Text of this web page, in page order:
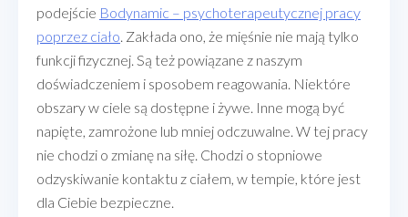
podejście Bodynamic – psychoterapeutycznej pracy
poprzez ciało. Zakłada ono, że mięśnie nie mają tylko
funkcji fizycznej. Są też powiązane z naszym
doświadczeniem i sposobem reagowania. Niektóre
obszary w ciele są dostępne i żywe. Inne mogą być
napięte, zamrożone lub mniej odczuwalne. W tej pracy
nie chodzi o zmianę na siłę. Chodzi o stopniowe
odzyskiwanie kontaktu z ciałem, w tempie, które jest
dla Ciebie bezpieczne.